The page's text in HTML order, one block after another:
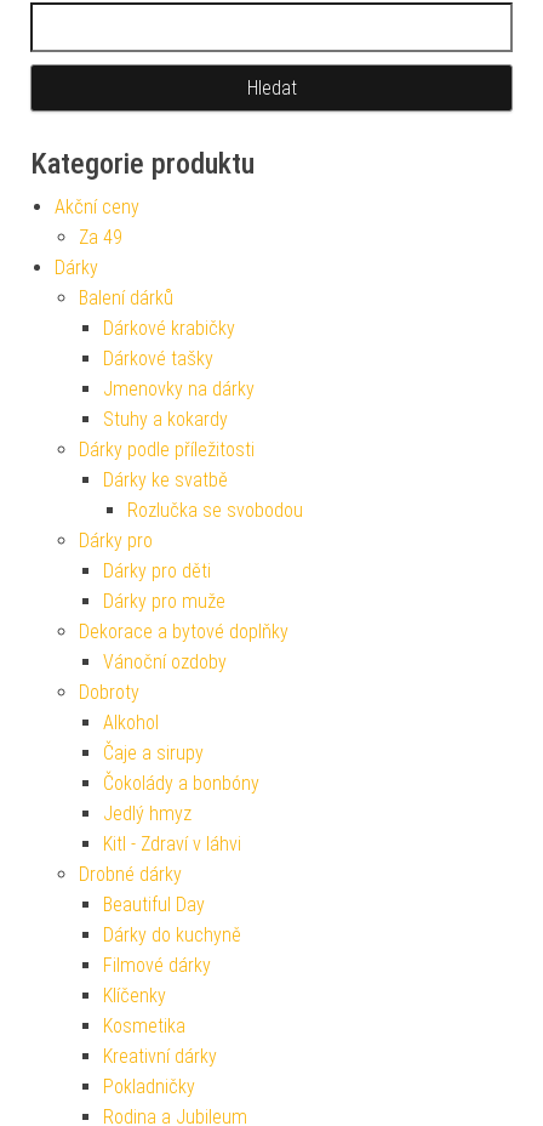
Kategorie produktu
Akční ceny
Za 49
Dárky
Balení dárků
Dárkové krabičky
Dárkové tašky
Jmenovky na dárky
Stuhy a kokardy
Dárky podle příležitosti
Dárky ke svatbě
Rozlučka se svobodou
Dárky pro
Dárky pro děti
Dárky pro muže
Dekorace a bytové doplňky
Vánoční ozdoby
Dobroty
Alkohol
Čaje a sirupy
Čokolády a bonbóny
Jedlý hmyz
Kitl - Zdraví v láhvi
Drobné dárky
Beautiful Day
Dárky do kuchyně
Filmové dárky
Klíčenky
Kosmetika
Kreativní dárky
Pokladničky
Rodina a Jubileum